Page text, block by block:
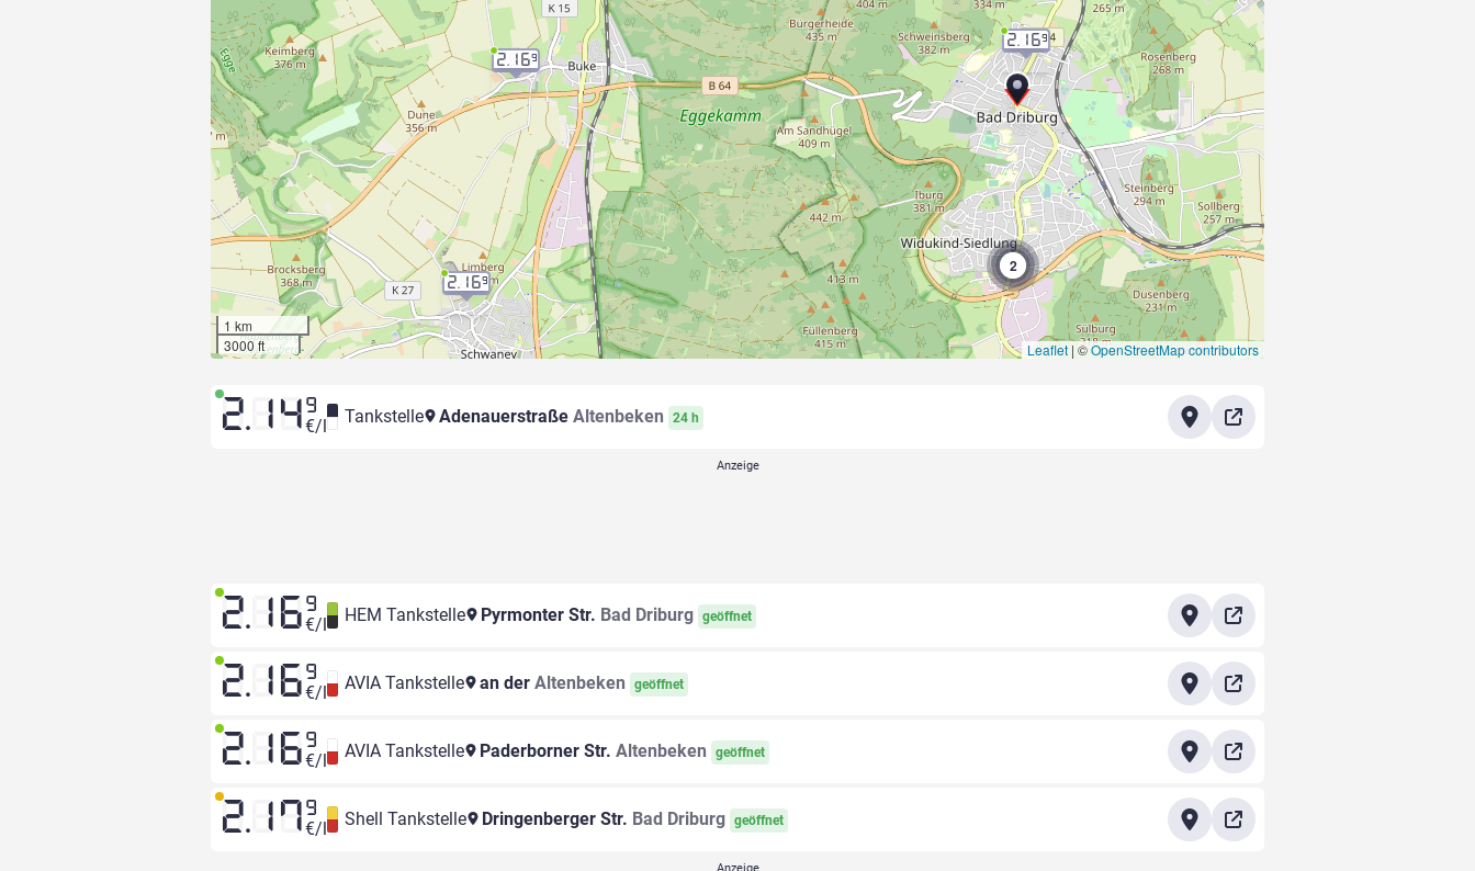
2.169
2
2.169
2.169
1 km
3000 ft
Leaflet | ©OpenStreetMap contributors
2.14 9
€/l Tankstelle Adenauerstraße Altenbeken 24 h
2.16 9
€/l HEM Tankstelle Pyrmonter Str. Bad Driburg geöffnet
2.16 9
€/l AVIA Tankstelle an der Altenbeken geöffnet
2.16 9
€/l AVIA Tankstelle Paderborner Str. Altenbeken geöffnet
2.17 9
€/l Shell Tankstelle Dringenberger Str. Bad Driburg geöffnet